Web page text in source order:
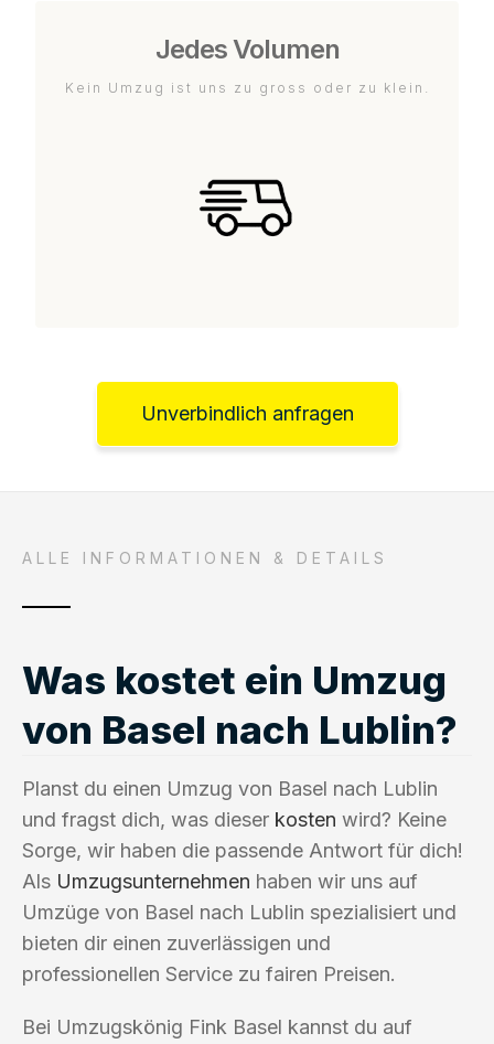
Jedes Volumen
Kein Umzug ist uns zu gross oder zu klein.
Unverbindlich anfragen
ALLE INFORMATIONEN & DETAILS
Was kostet ein Umzug
von Basel nach Lublin?
Planst du einen Umzug von Basel nach Lublin
und fragst dich, was dieser kosten wird? Keine
Sorge, wir haben die passende Antwort für dich!
Als Umzugsunternehmen haben wir uns auf
Umzüge von Basel nach Lublin spezialisiert und
bieten dir einen zuverlässigen und
professionellen Service zu fairen Preisen.
Bei Umzugskönig Fink Basel kannst du auf